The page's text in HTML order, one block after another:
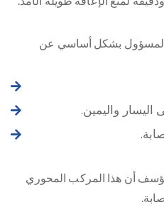
بشكل أساسي عن
واليمين.
أن هذا المركب المحوري